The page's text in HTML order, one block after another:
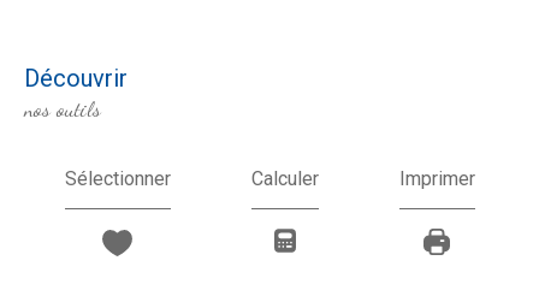
découvrir
nos outils
Sélectionner Calculer Imprimer